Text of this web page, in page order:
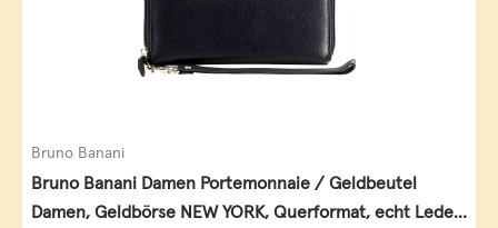
Bruno Banani
Bruno Banani Damen Portemonnaie / Geldbeutel
Damen, Geldbörse NEW YORK, Querformat, echt Leder,